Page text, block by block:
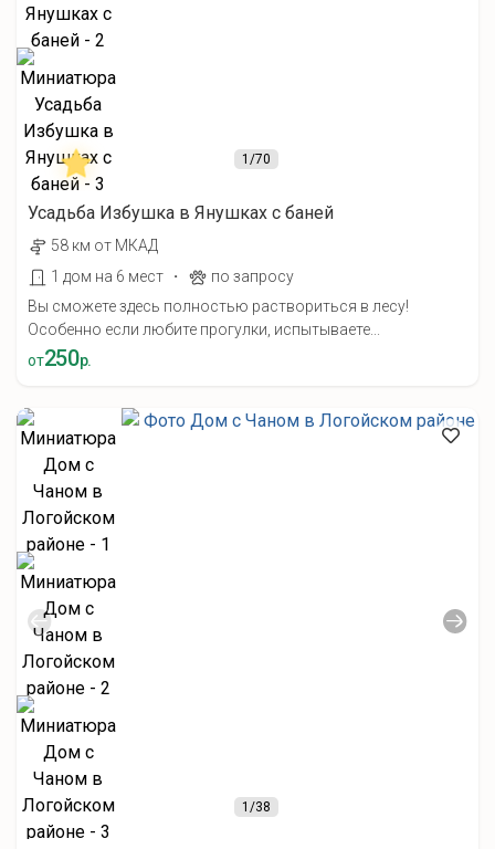
1/70
Усадьба Избушка в Янушках с баней
58 км от МКАД
1 дом на 6 мест
·
по запросу
Вы сможете здесь полностью раствориться в лесу!
Особенно если любите прогулки, испытываете...
от250р.
1/38